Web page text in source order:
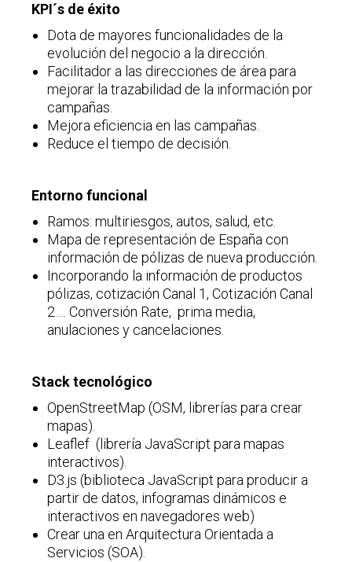
KPI´s de éxito
Dota de mayores funcionalidades de la
evolución del negocio a la dirección.
Facilitador a las direcciones de área para
mejorar la trazabilidad de la información por
campañas.
Mejora eficiencia en las campañas.
Reduce el tiempo de decisión.
Entorno funcional
Ramos: multiriesgos, autos, salud, etc.
Mapa de representación de España con
información de pólizas de nueva producción.
Incorporando la información de productos
pólizas, cotización Canal 1, Cotización Canal
2…. Conversión Rate, prima media,
anulaciones y cancelaciones.
Stack tecnológico
OpenStreetMap (OSM, librerías para crear
mapas).
Leaflef (librería JavaScript para mapas
interactivos).
D3.js (biblioteca JavaScript para producir a
partir de datos, infogramas dinámicos e
interactivos en navegadores web)
Crear una en Arquitectura Orientada a
Servicios (SOA).